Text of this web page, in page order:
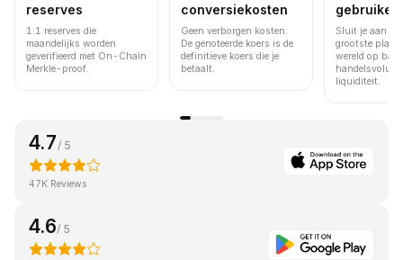
reserves
1:1 reserves die
maandelijks worden
geverifieerd met On-Chain
Merkle-proof.
conversiekosten
Geen verborgen kosten.
De genoteerde koers is de
definitieve koers die je
betaalt.
Sluit je aan bij
grootste
wereld op
liquiditeit.
4.7 / 5
47K Reviews
4.6/ 5